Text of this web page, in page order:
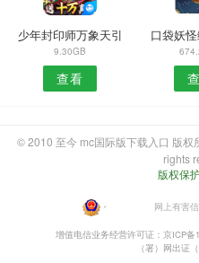
少年封印师万象天引
9.30GB
查看
口袋妖
© 2010 至今 mc国际版下载入口 版
rights
版权保
・ 网上有害
增值电信业务经营许可证：京ICP备
（署）网出证